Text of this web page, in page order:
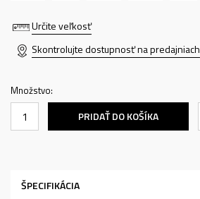
Určite veľkosť
Skontrolujte dostupnosť na predajniach
Množstvo:
PRIDAŤ DO KOŠÍKA
ŠPECIFIKÁCIA